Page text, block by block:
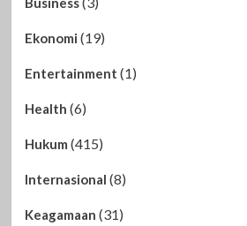
Ekonomi (19)
Entertainment (1)
Health (6)
Hukum (415)
Internasional (8)
Keagamaan (31)